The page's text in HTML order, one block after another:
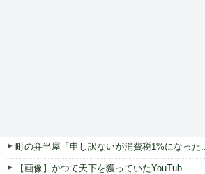
町の弁当屋「申し訳ないが消費税1%になった...
【画像】かつて天下を獲っていたYouTub...